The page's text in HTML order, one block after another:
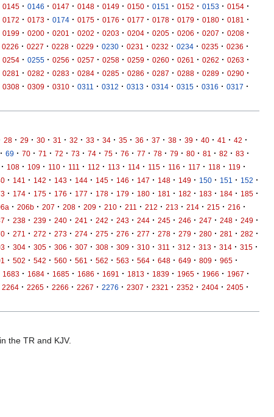
0145 · 0146 · 0147 · 0148 · 0149 · 0150 · 0151 · 0152 · 0153 · 0154 ·
0172 · 0173 · 0174 · 0175 · 0176 · 0177 · 0178 · 0179 · 0180 · 0181 ·
0199 · 0200 · 0201 · 0202 · 0203 · 0204 · 0205 · 0206 · 0207 · 0208 ·
0226 · 0227 · 0228 · 0229 · 0230 · 0231 · 0232 · 0234 · 0235 · 0236 ·
0254 · 0255 · 0256 · 0257 · 0258 · 0259 · 0260 · 0261 · 0262 · 0263 ·
0281 · 0282 · 0283 · 0284 · 0285 · 0286 · 0287 · 0288 · 0289 · 0290 ·
0308 · 0309 · 0310 · 0311 · 0312 · 0313 · 0314 · 0315 · 0316 · 0317 ·
28 · 29 · 30 · 31 · 32 · 33 · 34 · 35 · 36 · 37 · 38 · 39 · 40 · 41 · 42 ·
· 69 · 70 · 71 · 72 · 73 · 74 · 75 · 76 · 77 · 78 · 79 · 80 · 81 · 82 · 83 ·
· 108 · 109 · 110 · 111 · 112 · 113 · 114 · 115 · 116 · 117 · 118 · 119 ·
· 141 · 142 · 143 · 144 · 145 · 146 · 147 · 148 · 149 · 150 · 151 · 152 ·
· 174 · 175 · 176 · 177 · 178 · 179 · 180 · 181 · 182 · 183 · 184 · 185 ·
· 206b · 207 · 208 · 209 · 210 · 211 · 212 · 213 · 214 · 215 · 216 ·
· 238 · 239 · 240 · 241 · 242 · 243 · 244 · 245 · 246 · 247 · 248 · 249 ·
· 271 · 272 · 273 · 274 · 275 · 276 · 277 · 278 · 279 · 280 · 281 · 282 ·
· 304 · 305 · 306 · 307 · 308 · 309 · 310 · 311 · 312 · 313 · 314 · 315 ·
· 502 · 542 · 560 · 561 · 562 · 563 · 564 · 648 · 649 · 809 · 965 ·
1683 · 1684 · 1685 · 1686 · 1691 · 1813 · 1839 · 1965 · 1966 · 1967 ·
2264 · 2265 · 2266 · 2267 · 2276 · 2307 · 2321 · 2352 · 2404 · 2405 ·
the TR and KJV.